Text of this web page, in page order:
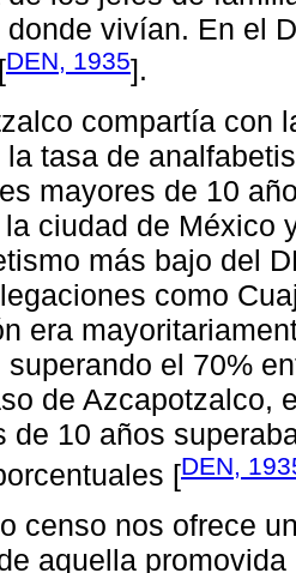
donde vivían. En el
DEN, 1935].
compartía con
la tasa de
mayores de 10
ciudad de México
más bajo del
como
era
superando el 70%
de Azcapotzalco,
de 10 años
[DEN,
censo nos ofrece
aquella